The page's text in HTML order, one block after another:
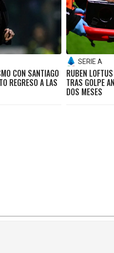
CON SANTIAGO
REGRESO A LAS
SERIE A
RUBEN
TRAS GOLPE
DOS MESES